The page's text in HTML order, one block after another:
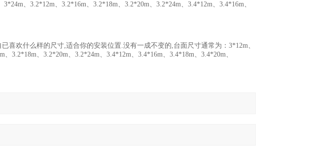
、3.2*12m、3.2*16m、3.2*18m、3.2*20m、3.2*24m、3.4*12m、3.4*16m、
欢什么样的尺寸,适合你的安装位置.没有一成不变的,台面尺寸通常为：3*12m、
3.2*18m、3.2*20m、3.2*24m、3.4*12m、3.4*16m、3.4*18m、3.4*20m、